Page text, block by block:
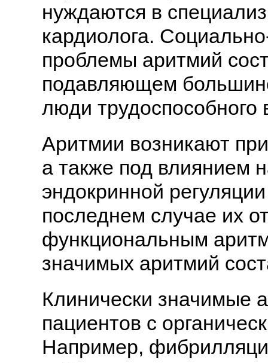
нуждаются в
кардиолога.
проблемы аритмий
подавляющем
люди трудоспособного
Аритмии возникают
а также под влиянием
эндокринной
последнем случае их
функциональным
значимых аритмий
Клинически значимые
пациентов с
Например,